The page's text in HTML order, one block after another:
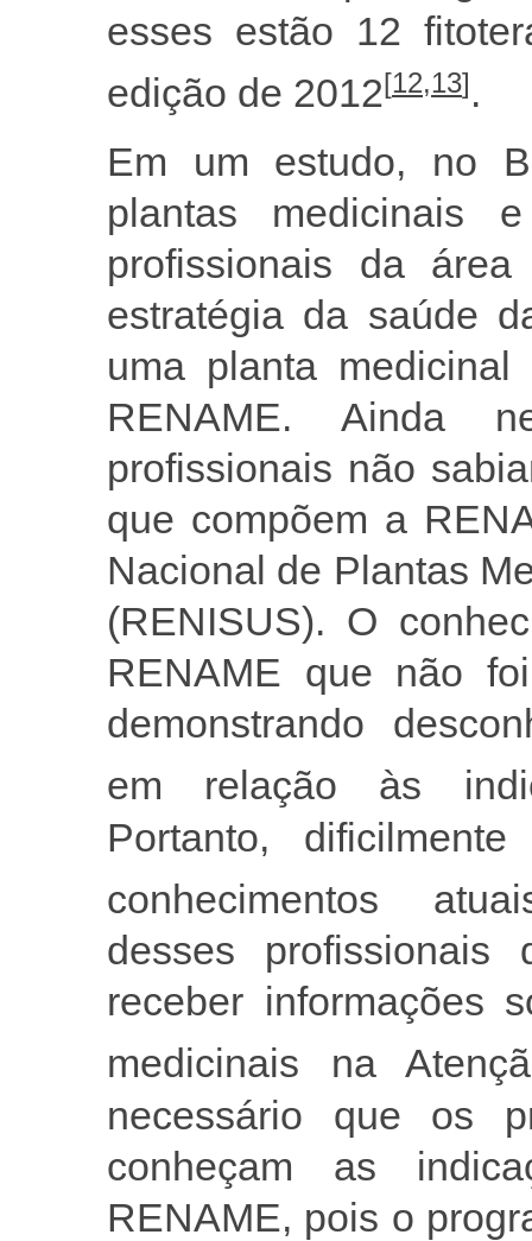
esses estão 12
edição de 2012[12,13].
Em um estudo, no
plantas medicinais
profissionais da
estratégia da saúde
uma planta
RENAME. Ainda
profissionais não
que compõem a
Nacional de Plantas
(RENISUS). O
RENAME que não
demonstrando
em relação às
Portanto,
conhecimentos
desses profissionais
receber informações
medicinais na
necessário que os
conheçam as
RENAME, pois o